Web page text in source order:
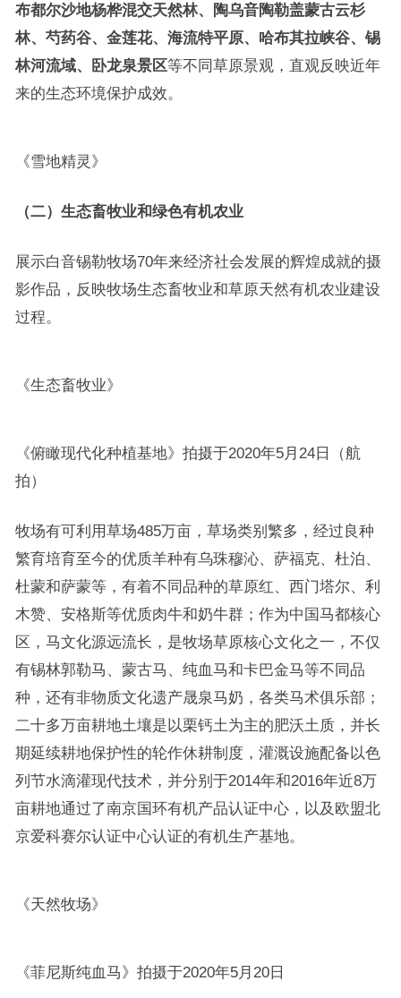
布都尔沙地杨桦混交天然林、陶乌音陶勒盖蒙古云杉
林、芍药谷、金莲花、海流特平原、哈布其拉峡谷、锡
林河流域、卧龙泉景区等不同草原景观，直观反映近年
来的生态环境保护成效。
《雪地精灵》
（二）生态畜牧业和绿色有机农业
展示白音锡勒牧场70年来经济社会发展的辉煌成就的摄
影作品，反映牧场生态畜牧业和草原天然有机农业建设
过程。
《生态畜牧业》
《俯瞰现代化种植基地》拍摄于2020年5月24日（航
拍）
牧场有可利用草场485万亩，草场类别繁多，经过良种
繁育培育至今的优质羊种有乌珠穆沁、萨福克、杜泊、
杜蒙和萨蒙等，有着不同品种的草原红、西门塔尔、利
木赞、安格斯等优质肉牛和奶牛群；作为中国马都核心
区，马文化源远流长，是牧场草原核心文化之一，不仅
有锡林郭勒马、蒙古马、纯血马和卡巴金马等不同品
种，还有非物质文化遗产晟泉马奶，各类马术俱乐部；
二十多万亩耕地土壤是以栗钙土为主的肥沃土质，并长
期延续耕地保护性的轮作休耕制度，灌溉设施配备以色
列节水滴灌现代技术，并分别于2014年和2016年近8万
亩耕地通过了南京国环有机产品认证中心，以及欧盟北
京爱科赛尔认证中心认证的有机生产基地。
《天然牧场》
《菲尼斯纯血马》拍摄于2020年5月20日